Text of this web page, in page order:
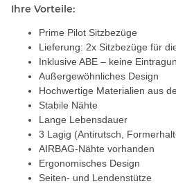
Ihre Vorteile:
Prime Pilot Sitzbezüge
Lieferung: 2x Sitzbezüge für
Inklusive ABE – keine
Außergewöhnliches Design
Hochwertige Materialien aus
Stabile Nähte
Lange Lebensdauer
3 Lagig (Antirutsch,
AIRBAG-Nähte vorhanden
Ergonomisches Design
Seiten- und Lendenstütze